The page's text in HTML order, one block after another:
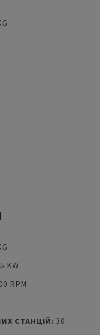
KW
RPM
СТАНЦІЙ: 30